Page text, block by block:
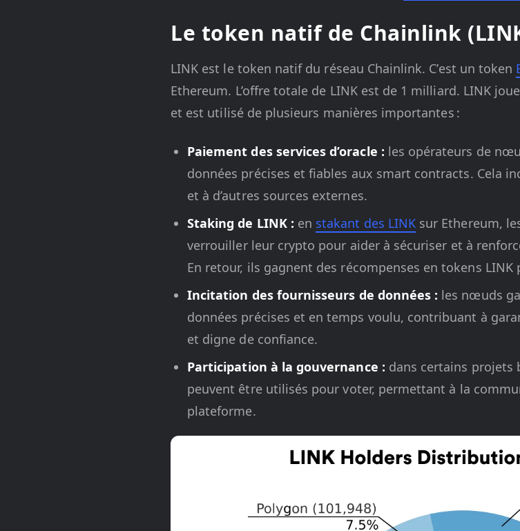
Le token natif de Chainlink
LINK est le token natif du réseau Chainlink. C’est un token
Ethereum. L’offre totale de LINK est de 1 milliard. LINK
et est utilisé de plusieurs manières importantes :
Paiement des services d’oracle : les opérateurs de
données précises et fiables aux smart contracts. Cela
et à d’autres sources externes.
Staking de LINK : en stakant des LINK sur Ethereum,
verrouiller leur crypto pour aider à sécuriser et à
En retour, ils gagnent des récompenses en tokens
Incitation des fournisseurs de données : les nœuds
données précises et en temps voulu, contribuant à
et digne de confiance.
Participation à la gouvernance : dans certains projets
peuvent être utilisés pour voter, permettant à la
plateforme.